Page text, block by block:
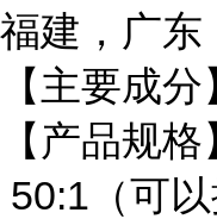
福建，广东
【主要成
【产品规
50:1（可以